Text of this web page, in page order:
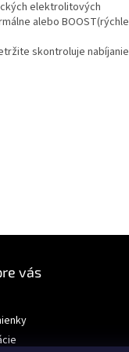
elektrolitových
alebo BOOST(rýchle
skontroluje nabíjanie
vás